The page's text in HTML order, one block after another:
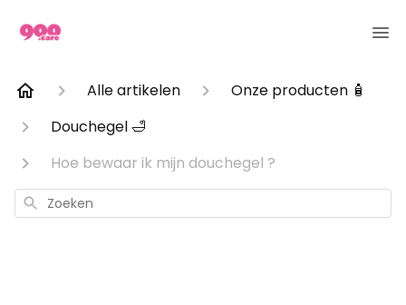
Alle artikelen
Onze producten 🧴
Douchegel 🛁
Hoe bewaar ik mijn douchegel ?
Zoeken